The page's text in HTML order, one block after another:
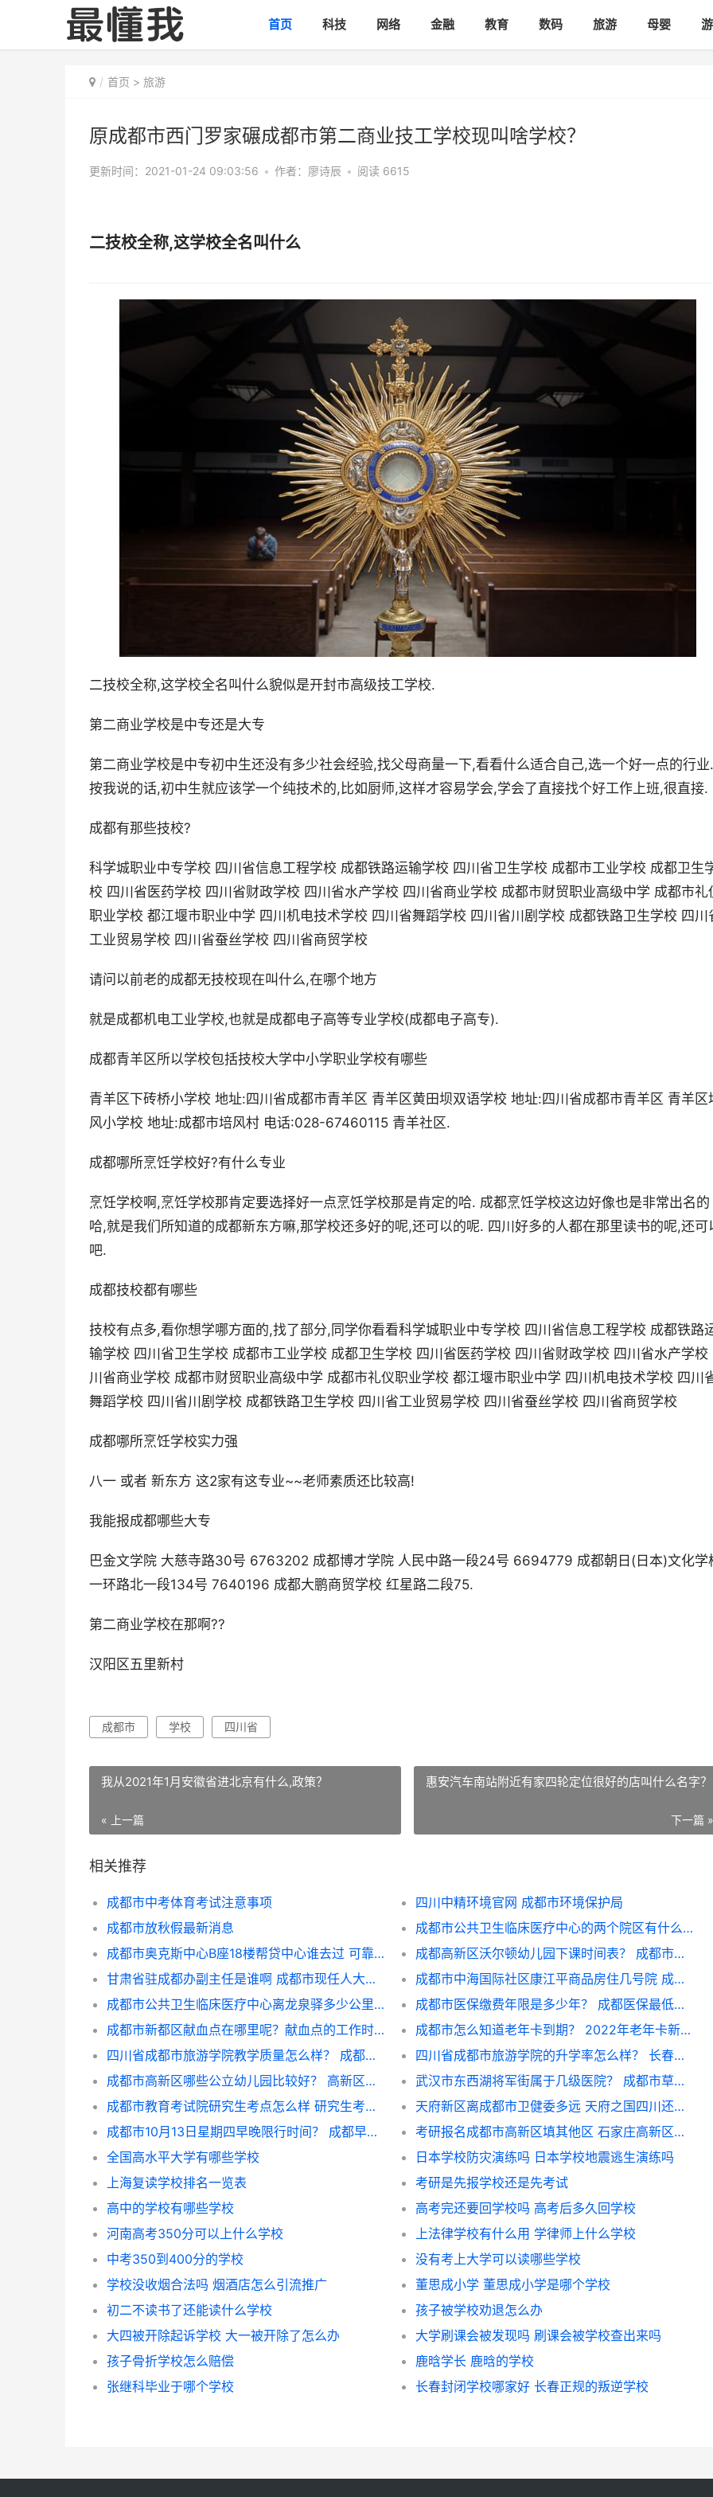
首页 科技 网络 金融 教育 数码 旅游 母婴
首页 > 旅游
原成都市西门罗家碾成都市第二商业技工学校现叫啥学校？
更新时间：2021-01-24 09:03:56 • 作者： 廖诗辰 • 阅读 6615
二技校全称,这学校全名叫什么
二技校全称,这学校全名叫什么貌似是开封市高级技工学校.
第二商业学校是中专还是大专
第二商业学校是中专初中生还没有多少社会经验,找父母商量一下,看看什么适合自己,选一个好一点的行业.
按我说的话,初中生就应该学一个纯技术的,比如厨师,这样才容易学会,学会了直接找个好工作上班,很直接.
成都有那些技校?
科学城职业中专学校 四川省信息工程学校 成都铁路运输学校 四川省卫生学校 成都市工业学校 成都卫生
校 四川省医药学校 四川省财政学校 四川省水产学校 四川省商业学校 成都市财贸职业高级中学 成都市礼
职业学校 都江堰市职业中学 四川机电技术学校 四川省舞蹈学校 四川省川剧学校 成都铁路卫生学校 四川
工业贸易学校 四川省蚕丝学校 四川省商贸学校
请问以前老的成都无技校现在叫什么,在哪个地方
就是成都机电工业学校,也就是成都电子高等专业学校(成都电子高专).
成都青羊区所以学校包括技校大学中小学职业学校有哪些
青羊区下砖桥小学校 地址:四川省成都市青羊区 青羊区黄田坝双语学校 地址:四川省成都市青羊区 青羊区
风小学校 地址:成都市培风村 电话:028-67460115 青羊社区.
成都哪所烹饪学校好?有什么专业
烹饪学校啊,烹饪学校那肯定要选择好一点烹饪学校那是肯定的哈. 成都烹饪学校这边好像也是非常出名的
哈,就是我们所知道的成都新东方嘛,那学校还多好的呢,还可以的呢. 四川好多的人都在那里读书的呢,还可
吧.
成都技校都有哪些
技校有点多,看你想学哪方面的,找了部分,同学你看看科学城职业中专学校 四川省信息工程学校 成都铁路
输学校 四川省卫生学校 成都市工业学校 成都卫生学校 四川省医药学校 四川省财政学校 四川省水产学校
川省商业学校 成都市财贸职业高级中学 成都市礼仪职业学校 都江堰市职业中学 四川机电技术学校 四川
舞蹈学校 四川省川剧学校 成都铁路卫生学校 四川省工业贸易学校 四川省蚕丝学校 四川省商贸学校
成都哪所烹饪学校实力强
八一 或者 新东方 这2家有这专业~~老师素质还比较高!
我能报成都哪些大专
巴金文学院 大慈寺路30号 6763202 成都博才学院 人民中路一段24号 6694779 成都朝日(日本)文化学
一环路北一段134号 7640196 成都大鹏商贸学校 红星路二段75.
第二商业学校在那啊??
汉阳区五里新村
成都市 学校 四川省
我从2021年1月安徽省进北京有什么,政策？
« 上一篇
惠安汽车南站附近有家四轮定位很好的店叫什么名字？
下一篇 »
相关推荐
成都市中考体育考试注意事项
四川中精环境官网 成都市环境保护局
成都市放秋假最新消息
成都市公共卫生临床医疗中心的两个院区有什么区别？ 成都市公共卫生医疗中心
成都市奥克斯中心B座18楼帮贷中心谁去过 可靠吗？ 成都奥克斯广场营业时间
成都高新区沃尔顿幼儿园下课时间表？ 成都市高新区幼儿园一览表
甘肃省驻成都办副主任是谁啊 成都市现任人大主任是谁
成都市中海国际社区康江平商品房住几号院 成都商品房限购政策
成都市公共卫生临床医疗中心离龙泉驿多少公里 龙泉驿健康证办理地点
成都市医保缴费年限是多少年？ 成都医保最低缴费年限
成都市新都区献血点在哪里呢？献血点的工作时间是？ 成都市献血点在哪里
成都市怎么知道老年卡到期？ 2022年老年卡新政策
四川省成都市旅游学院教学质量怎么样？ 成都旅游几月份最佳
四川省成都市旅游学院的升学率怎么样？ 长春大学旅游学院贴吧
成都市高新区哪些公立幼儿园比较好？ 高新区公立幼儿园报名
武汉市东西湖将军街属于几级医院？ 成都市草市街皮肤科医院
成都市教育考试院研究生考点怎么样 研究生考点怎么查
天府新区离成都市卫健委多远 天府之国四川还是成都
成都市10月13日星期四早晚限行时间？ 成都早晚限行几点到几点
考研报名成都市高新区填其他区 石家庄高新区考研考点
全国高水平大学有哪些学校
日本学校防灾演练吗 日本学校地震逃生演练吗
上海复读学校排名一览表
考研是先报学校还是先考试
高中的学校有哪些学校
高考完还要回学校吗 高考后多久回学校
河南高考350分可以上什么学校
上法律学校有什么用 学律师上什么学校
中考350到400分的学校
没有考上大学可以读哪些学校
学校没收烟合法吗 烟酒店怎么引流推广
董思成小学 董思成小学是哪个学校
初二不读书了还能读什么学校
孩子被学校劝退怎么办
大四被开除起诉学校 大一被开除了怎么办
大学刷课会被发现吗 刷课会被学校查出来吗
孩子骨折学校怎么赔偿
鹿晗学长 鹿晗的学校
张继科毕业于哪个学校
长春封闭学校哪家好 长春正规的叛逆学校